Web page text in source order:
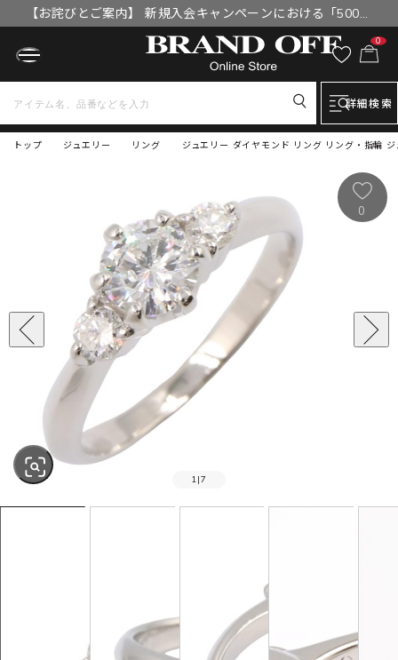
【お詫びとご案内】 新規入会キャンペーンにおける「500円
OFFクーポン」付与漏れと補填について
0
詳細検索
トップ ジュエリー ダイヤモンド リング リング・指輪
ジュエリー リング
1 |7
0